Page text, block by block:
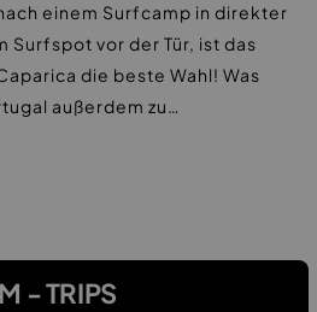
einem Surfcamp in direkter
Surfspot vor der Tür, ist das
die beste Wahl! Was
außerdem zu…
- TRIPS